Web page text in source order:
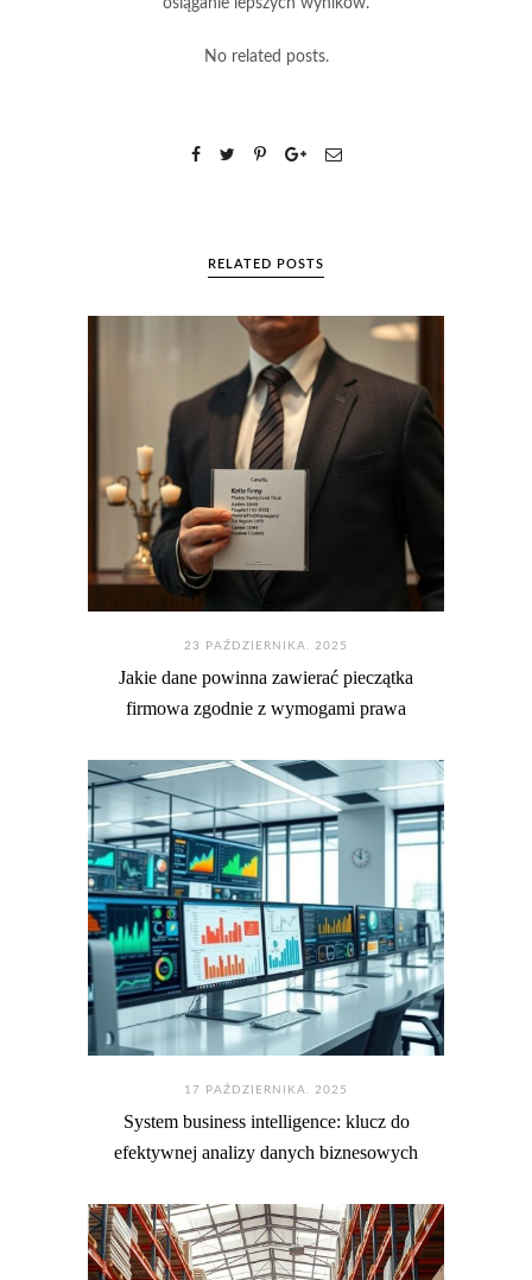
osiąganie lepszych wyników.
No related posts.
RELATED POSTS
23 PAŹDZIERNIKA. 2025
Jakie dane powinna zawierać pieczątka
firmowa zgodnie z wymogami prawa
17 PAŹDZIERNIKA. 2025
System business intelligence: klucz do
efektywnej analizy danych biznesowych